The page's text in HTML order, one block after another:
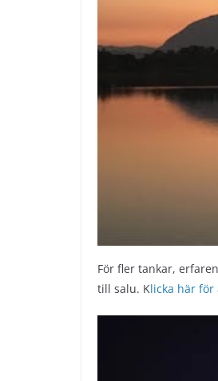
För fler tankar,
till salu. Klicka här